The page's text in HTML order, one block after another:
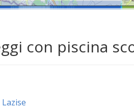
con piscina